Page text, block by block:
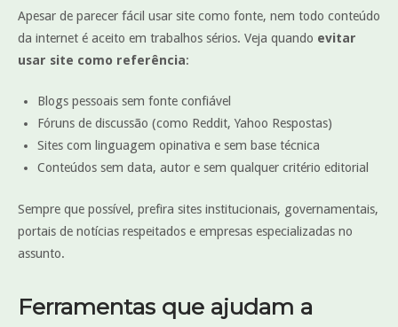
Apesar de parecer fácil usar site como fonte, nem todo conteúdo
da internet é aceito em trabalhos sérios. Veja quando evitar
usar site como referência:
Blogs pessoais sem fonte confiável
Fóruns de discussão (como Reddit, Yahoo Respostas)
Sites com linguagem opinativa e sem base técnica
Conteúdos sem data, autor e sem qualquer critério editorial
Sempre que possível, prefira sites institucionais, governamentais,
portais de notícias respeitados e empresas especializadas no
assunto.
Ferramentas que ajudam a